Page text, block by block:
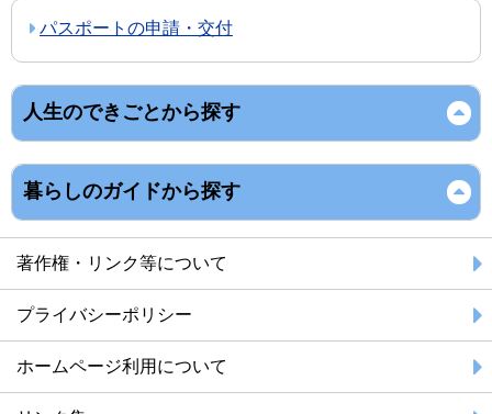
パスポートの申請・交付
人生のできごとから探す
暮らしのガイドから探す
著作権・リンク等について
プライバシーポリシー
ホームページ利用について